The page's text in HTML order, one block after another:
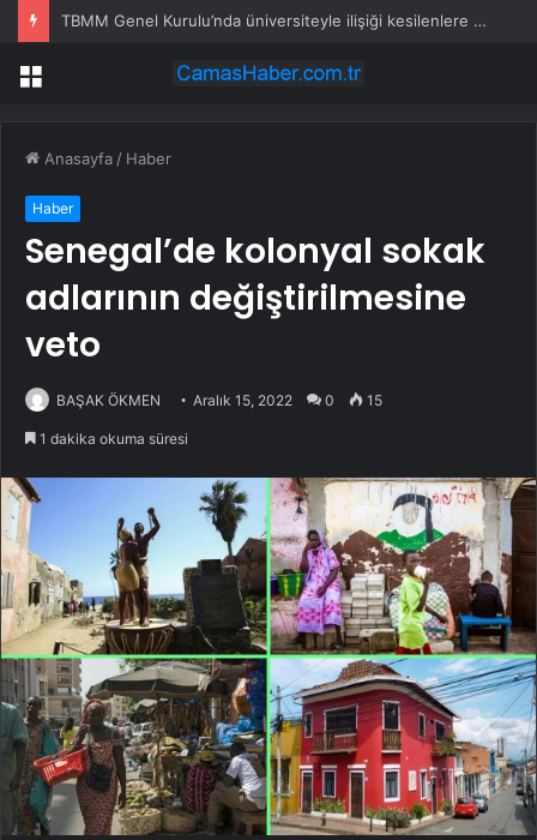
TBMM Genel Kurulu’nda üniversiteyle ilişiği kesilenlere dönüş hakkı sağlayan “öğrenci affı” maddesi kabul edildi
Menü
Anasayfa / Haber
Haber
Senegal’de kolonyal sokak
adlarının değiştirilmesine
veto
BAŞAK ÖKMEN Aralık 15, 2022 0 15
1 dakika okuma süresi